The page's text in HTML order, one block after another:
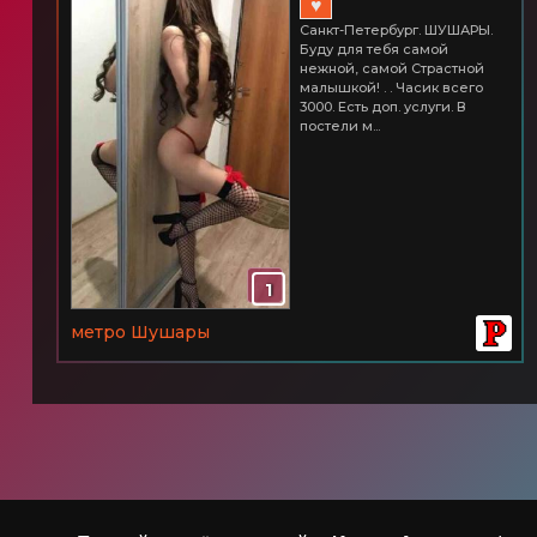
1
♥
Санкт-Петербург. ШУШАРЫ.
Буду для тебя самой
нежной, самой Страстной
малышкой! . . Часик всего
3000. Есть доп. услуги. В
постели м...
метро Шушары